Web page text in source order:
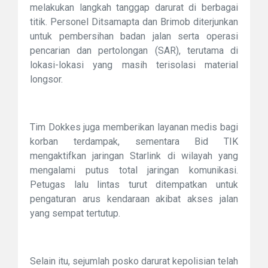
melakukan langkah tanggap darurat di berbagai
titik. Personel Ditsamapta dan Brimob diterjunkan
untuk pembersihan badan jalan serta operasi
pencarian dan pertolongan (SAR), terutama di
lokasi-lokasi yang masih terisolasi material
longsor.
Tim Dokkes juga memberikan layanan medis bagi
korban terdampak, sementara Bid TIK
mengaktifkan jaringan Starlink di wilayah yang
mengalami putus total jaringan komunikasi.
Petugas lalu lintas turut ditempatkan untuk
pengaturan arus kendaraan akibat akses jalan
yang sempat tertutup.
Selain itu, sejumlah posko darurat kepolisian telah